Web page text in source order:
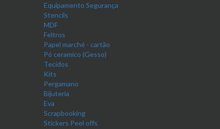
Equipamento Segurança
Stencils
MDF
Feltros
Papel marché - cartão
Pó ceramico (Gesso)
Tecidos
Kits
Pergamano
Bijuteria
Eva
Scrapbooking
Stickers Peel offs